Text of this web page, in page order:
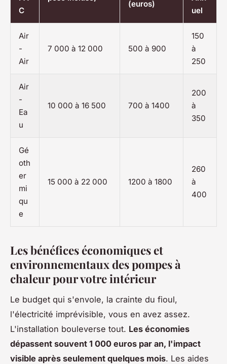
C
(euros)
uel
Air
-
Air
7 000 à 12 000 500 à 900
150
à
250
Air
-
Ea
u
10 000 à 16 500 700 à 1400
200
à
350
Gé
oth
er
mi
qu
e
15 000 à 22 000 1200 à 1800
260
à
400
Les bénéfices économiques et
environnementaux des pompes à
chaleur pour votre intérieur
Le budget qui s'envole, la crainte du fioul,
l'électricité imprévisible, vous en avez assez.
L'installation bouleverse tout. Les économies
dépassent souvent 1 000 euros par an, l'impact
visible après seulement quelques mois. Les aides